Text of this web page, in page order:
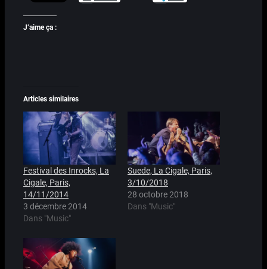
J’aime ça :
Articles similaires
Festival des Inrocks, La
Cigale, Paris,
14/11/2014
3 décembre 2014
Dans "Music"
Suede, La Cigale, Paris,
3/10/2018
28 octobre 2018
Dans "Music"